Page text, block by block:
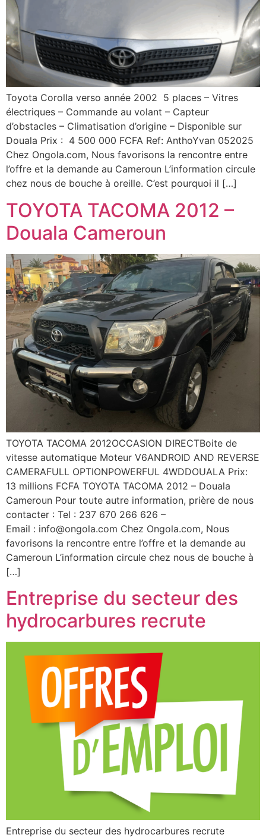
Toyota Corolla verso année 2002 5 places – Vitres
électriques – Commande au volant – Capteur
d’obstacles – Climatisation d’origine – Disponible sur
Douala Prix : 4 500 000 FCFA Ref: AnthoYvan 052025
Chez Ongola.com, Nous favorisons la rencontre entre
l’offre et la demande au Cameroun L’information circule
chez nous de bouche à oreille. C’est pourquoi il […]
TOYOTA TACOMA 2012 –
Douala Cameroun
TOYOTA TACOMA 2012OCCASION DIRECTBoite de
vitesse automatique Moteur V6ANDROID AND REVERSE
CAMERAFULL OPTIONPOWERFUL 4WDDOUALA Prix:
13 millions FCFA TOYOTA TACOMA 2012 – Douala
Cameroun Pour toute autre information, prière de nous
contacter : Tel : 237 670 266 626 –
Email : info@ongola.com Chez Ongola.com, Nous
favorisons la rencontre entre l’offre et la demande au
Cameroun L’information circule chez nous de bouche à
[…]
Entreprise du secteur des
hydrocarbures recrute
Entreprise du secteur des hydrocarbures recrute